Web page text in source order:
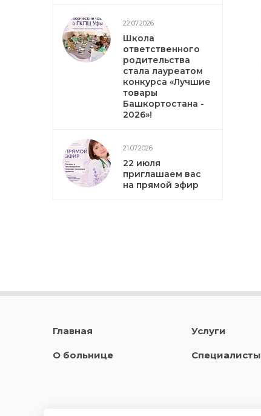
22.07.2026
Школа
ответственного
родительства
стала лауреатом
конкурса «Лучшие
товары
Башкортостана -
2026»!
21.07.2026
22 июля
приглашаем вас
на прямой эфир
Главная
О больнице
Услуги
Специалисты